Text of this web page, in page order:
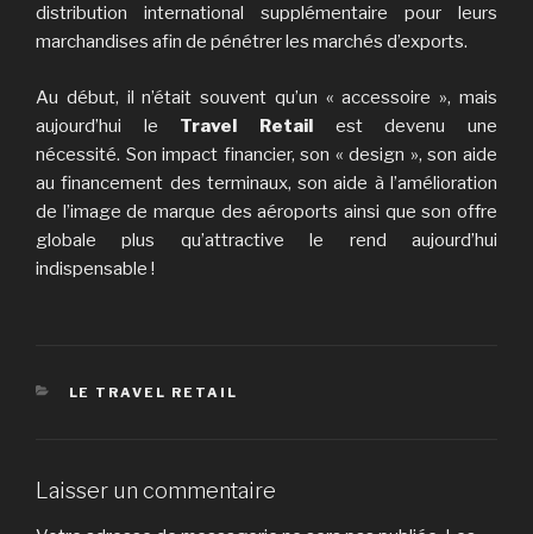
distribution international supplémentaire pour leurs
marchandises afin de pénétrer les marchés d’exports.
Au début, il n’était souvent qu’un « accessoire », mais
aujourd’hui le Travel Retail est devenu une
nécessité. Son impact financier, son « design », son aide
au financement des terminaux, son aide à l’amélioration
de l’image de marque des aéroports ainsi que son offre
globale plus qu’attractive le rend aujourd’hui
indispensable !
CATÉGORIES
LE TRAVEL RETAIL
Laisser un commentaire